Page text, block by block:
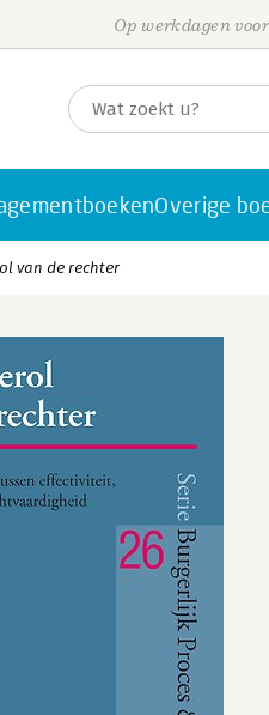
Op werkdagen
Overige
van de rechter